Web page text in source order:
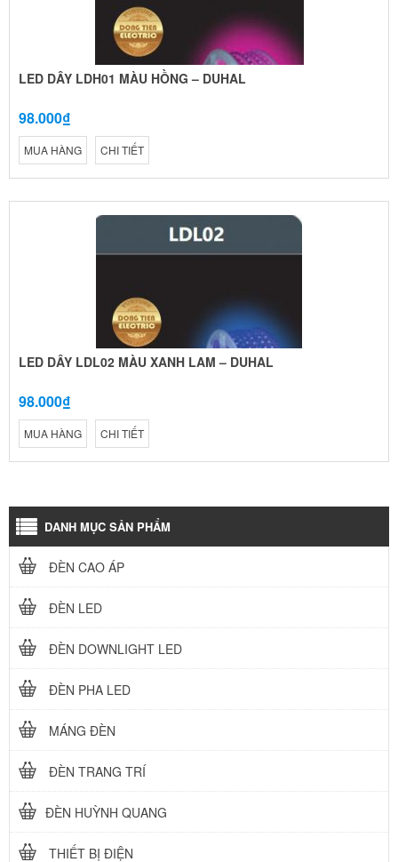
LED DÂY LDH01 MÀU HỒNG – DUHAL
98.000₫
MUA HÀNG CHI TIẾT
LED DÂY LDL02 MÀU XANH LAM – DUHAL
98.000₫
MUA HÀNG CHI TIẾT
DANH MỤC SẢN PHẨM
ĐÈN CAO ÁP
ĐÈN LED
ĐÈN DOWNLIGHT LED
ĐÈN PHA LED
MÁNG ĐÈN
ĐÈN TRANG TRÍ
ĐÈN HUỲNH QUANG
THIẾT BỊ ĐIỆN